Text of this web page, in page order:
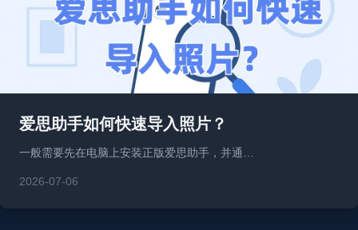
爱思助手如何快速导入照片？
一般需要先在电脑上安装正版爱思助手，并通…
2026-07-06